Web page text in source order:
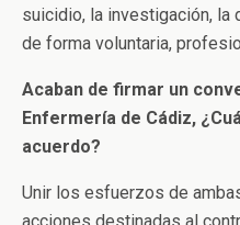
suicidio, la investigación, la
de forma voluntaria,
Acaban de firmar un
Enfermería de Cádiz,
acuerdo?
Unir los esfuerzos de
acciones destinadas al